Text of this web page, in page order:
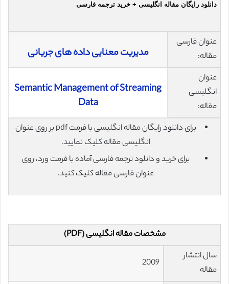
دانلود رایگان مقاله انگلیسی + خرید ترجمه فارسی
عنوان فارسی
مقاله:
مدیریت معنایی داده های جریانی
عنوان
انگلیسی
مقاله:
Semantic Management of Streaming
Data
برای دانلود رایگان مقاله انگلیسی با فرمت pdf بر روی عنوان
انگلیسی مقاله کلیک نمایید.
برای خرید و دانلود ترجمه فارسی آماده با فرمت ورد، روی
عنوان فارسی مقاله کلیک کنید.
مشخصات مقاله انگلیسی (PDF)
سال انتشار
مقاله
2009